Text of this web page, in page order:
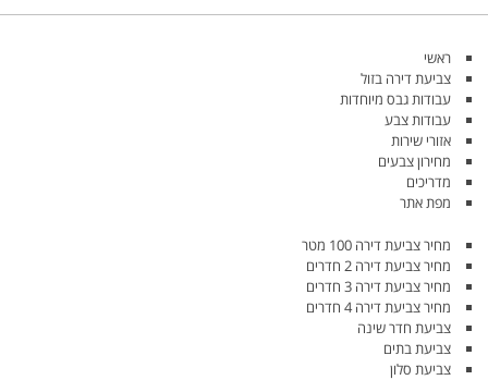
ראשי
צביעת דירה בזול
עבודות גבס מיוחדות
עבודות צבע
אזורי שירות
מחירון צבעים
מדריכים
מפת אתר
מחיר צביעת דירה 100 מטר
מחיר צביעת דירה 2 חדרים
מחיר צביעת דירה 3 חדרים
מחיר צביעת דירה 4 חדרים
צביעת חדר שינה
צביעת בתים
צביעת סלון